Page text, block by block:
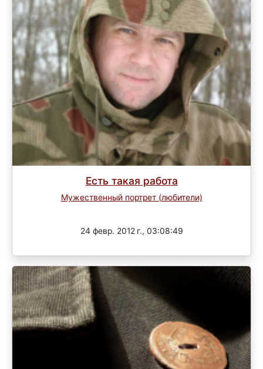
Есть такая работа
Мужественный портрет (любители)
24 февр. 2012 г., 03:08:49